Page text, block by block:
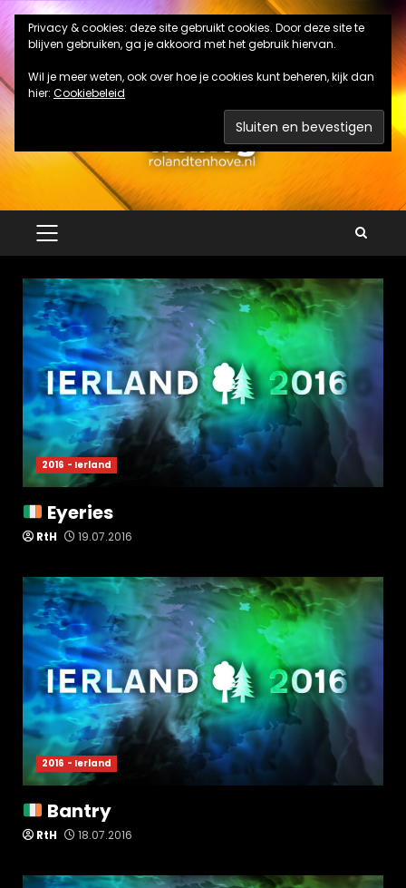
Ga
naar
de
inhoud
PRIMAIR
MENU
2016 - Ierland
Eyeries
RtH 19.07.2016
2016 - Ierland
Bantry
RtH 18.07.2016
Privacy & cookies: deze site gebruikt cookies. Door deze site te
blijven gebruiken, ga je akkoord met het gebruik hiervan.
Wil je meer weten, ook over hoe je cookies kunt beheren, kijk dan
hier: Cookiebeleid